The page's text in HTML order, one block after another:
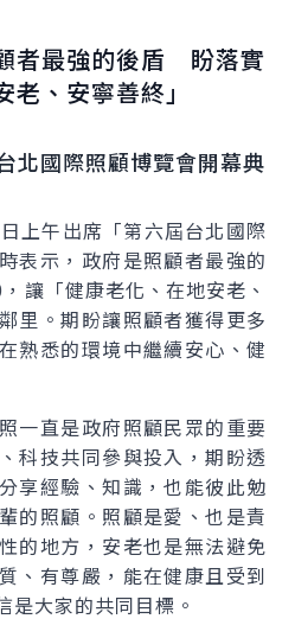
者最強的後盾 盼落實
老、安寧善終」
北國際照顧博覽會開幕典
上午出席「第六屆台北國際
表示，政府是照顧者最強的
讓「健康老化、在地安老、
里。期盼讓照顧者獲得更多
熟悉的環境中繼續安心、健
一直是政府照顧民眾的重要
科技共同參與投入，期盼透
享經驗、知識，也能彼此勉
的照顧。照顧是愛、也是責
的地方，安老也是無法避免
、有尊嚴，能在健康且受到
是大家的共同目標。